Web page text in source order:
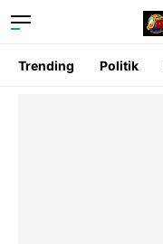
Trending Politik